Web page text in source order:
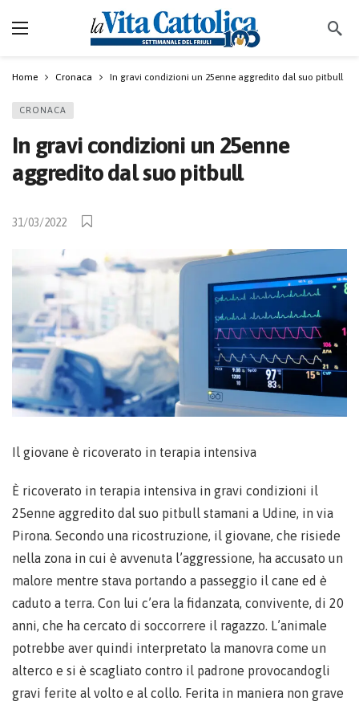
Home Cronaca In gravi condizioni un 25enne aggredito dal suo pitbull
CRONACA
In gravi condizioni un 25enne
aggredito dal suo pitbull
31/03/2022
Il giovane è ricoverato in terapia intensiva
È ricoverato in terapia intensiva in gravi condizioni il
25enne aggredito dal suo pitbull stamani a Udine, in via
Pirona. Secondo una ricostruzione, il giovane, che risiede
nella zona in cui è avvenuta l’aggressione, ha accusato un
malore mentre stava portando a passeggio il cane ed è
caduto a terra. Con lui c’era la fidanzata, convivente, di 20
anni, che ha cercato di soccorrere il ragazzo. L’animale
potrebbe aver quindi interpretato la manovra come un
alterco e si è scagliato contro il padrone provocandogli
gravi ferite al volto e al collo. Ferita in maniera non grave